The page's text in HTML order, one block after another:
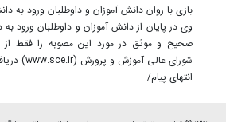
بازی با روان دانش آموزان و داوطلبان ورود به
وی در پایان از دانش آموزان و داوطلبان ورود به
صحیح و موثق در مورد این مصوبه را فقط
شورای عالی آموزش و پرورش (www.sce.ir) دریافت کنند.
انتهای پیام/